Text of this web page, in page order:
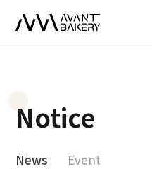
Notice
News Event